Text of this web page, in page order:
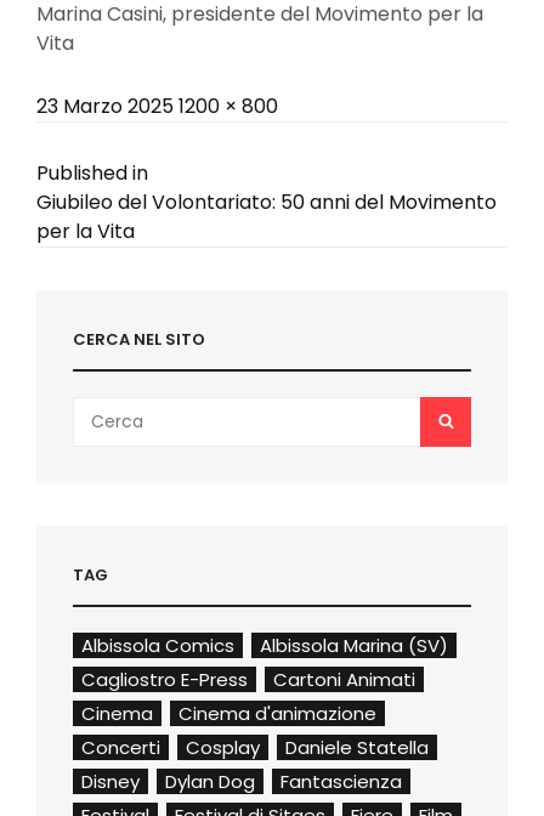
Marina Casini, presidente del Movimento per la
Vita
Posted
23 Marzo 2025Full
1200 × 800
Navigazione
articoli
Published in
Giubileo del Volontariato: 50 anni del Movimento
per la Vita
CERCA NEL SITO
for:
SEARCH
TAG
Albissola Comics
Albissola Marina (SV)
Cagliostro E-Press
Cartoni Animati
Cinema
Cinema d'animazione
Concerti
Cosplay
Daniele Statella
Disney
Dylan Dog
Fantascienza